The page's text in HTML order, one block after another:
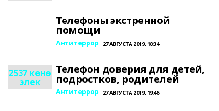
Телефоны экстренной
помощи
Антитеррор 27 АВГУСТА 2019, 18:34
2537 көнө
элек
Телефон доверия для детей,
подростков, родителей
Антитеррор 27 АВГУСТА 2019, 19:46